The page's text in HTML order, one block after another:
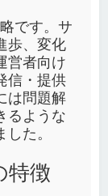
です。サ
歩、変化
営者向け
信・提供
は問題解
るような
た。
特徴